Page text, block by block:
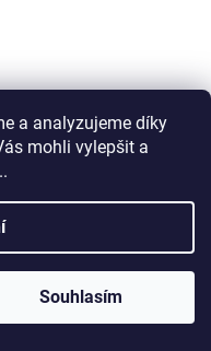
a analyzujeme díky
mohli vylepšit a
Souhlasím